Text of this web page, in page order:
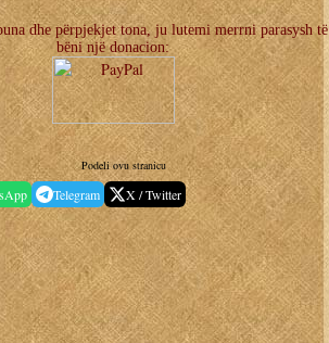
dhe përpjekjet tona, ju lutemi merrni parasysh të
bëni një donacion:
Podeli ovu stranicu
Telegram X / Twitter